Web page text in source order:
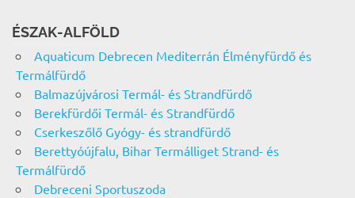
ÉSZAK-ALFÖLD
Aquaticum Debrecen Mediterrán Élményfürdő és
Termálfürdő
Balmazújvárosi Termál- és Strandfürdő
Berekfürdői Termál- és Strandfürdő
Cserkeszőlő Gyógy- és strandfürdő
Berettyóújfalu, Bihar Termálliget Strand- és
Termálfürdő
Debreceni Sportuszoda